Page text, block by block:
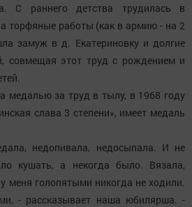
С раннего детства трудилась в
торфяные работы (как в армию - на 2
замуж в д. Екатериновку и долгие
совмещая этот труд с рождением и
медалью за труд в тылу, в 1968 году
слава 3 степени», имеет медаль
недопивала, недосыпала. И не
кушать, а некогда было. Вязала,
меня голопятыми никогда не ходили.
- рассказывает наша юбилярша. -